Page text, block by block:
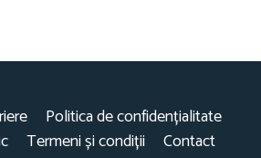
Politica de confidențialitate
Termeni și condiții Contact